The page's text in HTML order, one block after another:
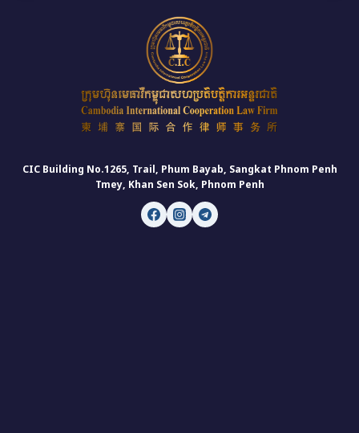
CIC Building No.1265, Trail, Phum Bayab, Sangkat Phnom Penh
Tmey, Khan Sen Sok, Phnom Penh